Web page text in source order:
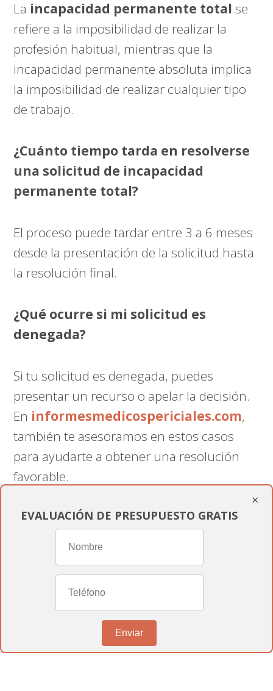
La incapacidad permanente total se
refiere a la imposibilidad de realizar la
profesión habitual, mientras que la
incapacidad permanente absoluta implica
la imposibilidad de realizar cualquier tipo
de trabajo.
¿Cuánto tiempo tarda en resolverse
una solicitud de incapacidad
permanente total?
El proceso puede tardar entre 3 a 6 meses
desde la presentación de la solicitud hasta
la resolución final.
¿Qué ocurre si mi solicitud es
denegada?
Si tu solicitud es denegada, puedes
presentar un recurso o apelar la decisión.
En informesmedicospericiales.com,
también te asesoramos en estos casos
para ayudarte a obtener una resolución
favorable.
¿Puedo trabajar en otra profesión si
incapacidad permanente total
permite que puedas trabajar en otra
profesión distinta a la que realizabas antes
×
EVALUACIÓN DE PRESUPUESTO GRATIS
Enviar